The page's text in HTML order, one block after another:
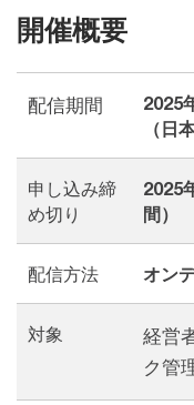
開催概要
配信期間
2025
（日
申し込み締
め切り
2025
間）
配信方法 オン
対象
経営
ク管